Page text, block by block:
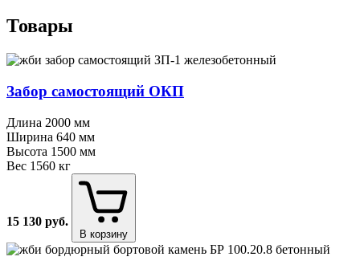
Товары
Забор самостоящий ОКП
Длина 2000 мм
Ширина 640 мм
Высота 1500 мм
Вес 1560 кг
15 130 руб.
В корзину